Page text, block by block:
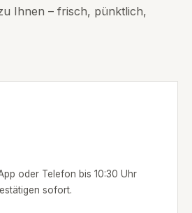
Ihnen – frisch, pünktlich,
oder Telefon bis 10:30 Uhr
sofort.